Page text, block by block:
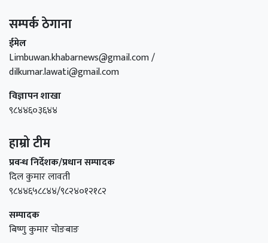
सम्पर्क ठेगाना
ईमेल
Limbuwan.khabarnews@gmail.com /
dilkumar.lawati@gmail.com
विज्ञापन शाखा
९८४४६०३६४४
हाम्रो टीम
प्रवन्ध निर्देशक/प्रधान सम्पादक
दिल कुमार लावती
९८४४६५८८४४/९८२४०१२१८२
सम्पादक
बिष्णु कुमार चोङबाङ